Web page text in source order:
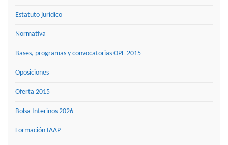
Estatuto jurídico
Normativa
Bases, programas y convocatorias OPE 2015
Oposiciones
Oferta 2015
Bolsa Interinos 2026
Formación IAAP